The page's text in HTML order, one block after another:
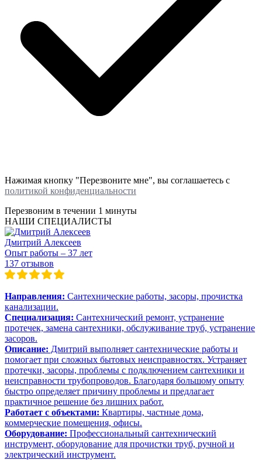
Нажимая кнопку "Перезвоните мне", вы соглашаетесь с
политикой конфиденциальности
Перезвоним в течении 1 минуты
НАШИ СПЕЦИАЛИСТЫ
Дмитрий Алексеев
Опыт работы – 37 лет
137 отзывов
Направления: Сантехнические работы, засоры, прочистка
канализации.
Специализация: Сантехнический ремонт, устранение
протечек, замена сантехники, обслуживание труб, устранение
засоров.
Описание: Дмитрий выполняет сантехнические работы и
помогает при сложных бытовых неисправностях. Устраняет
протечки, засоры, проблемы с подключением сантехники и
неисправности трубопроводов. Благодаря большому опыту
быстро определяет причину проблемы и предлагает
практичное решение без лишних работ.
Работает с объектами: Квартиры, частные дома,
коммерческие помещения, офисы.
Оборудование: Профессиональный сантехнический
инструмент, оборудование для прочистки труб, ручной и
электрический инструмент.